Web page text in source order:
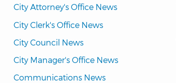
City Attorney's Office News
City Clerk's Office News
City Council News
City Manager's Office News
Communications News